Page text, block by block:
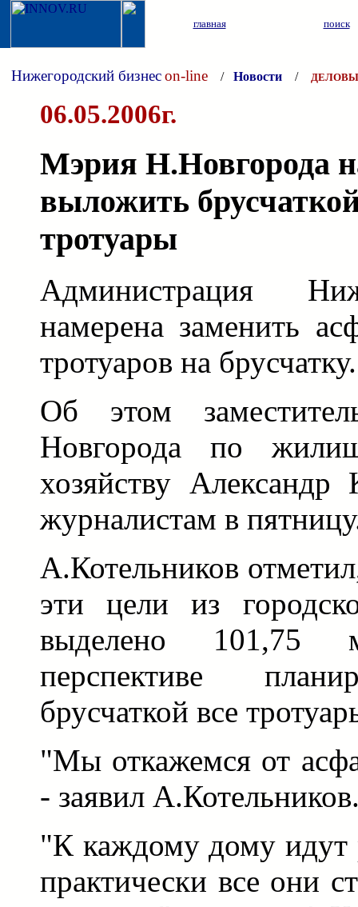
главная поиск
Нижегородский бизнесon-line / Новости /
06.05.2006г.
Мэрия Н.Новгорода
выложить
тротуары
Администрация
намерена заменить
тротуаров на брусчатку.
Об этом
Новгорода по
хозяйству Александр
журналистам в
А.Котельников
эти цели из
выделено
перспективе
брусчаткой все
"Мы откажемся от
- заявил
"К каждому дому идут
практически все они